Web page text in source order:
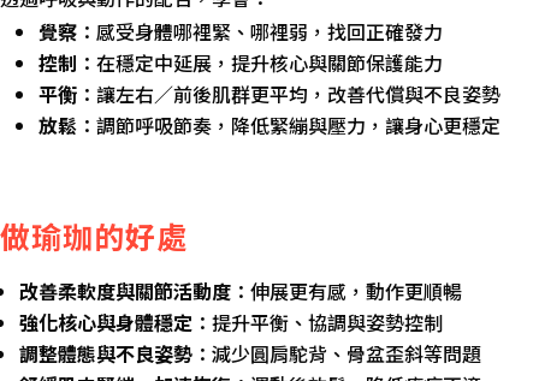
覺察 ：感受身體哪裡緊、哪裡弱，找回正確發力
控制 ：在穩定中延展，提升核心與關節保護能力
平衡 ：讓左右／前後肌群更平均，改善代償與不良姿勢
放鬆 ：調節呼吸節奏，降低緊繃與壓力，讓身心更穩定
做瑜珈的好處
改善柔軟度與關節活動度 ：伸展更有感，動作更順暢
強化核心與身體穩定 ：提升平衡、協調與姿勢控制
調整體態與不良姿勢 ：減少圓肩駝背、骨盆歪斜等問題